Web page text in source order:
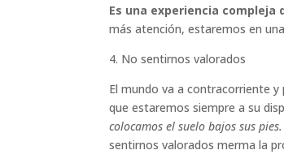
Es una experiencia
más atención, estaremos en
4. No sentirnos valorados
El mundo va a contracorriente
que estaremos siempre a su
colocamos el suelo bajos sus pies.
sentirnos valorados merma la